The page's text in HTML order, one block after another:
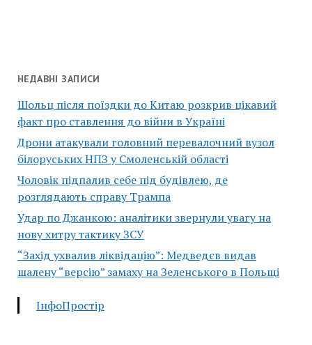
НЕДАВНІ ЗАПИСИ
Шольц після поїздки до Китаю розкрив цікавий
факт про ставлення до війни в Україні
Дрони атакували головний перевалочний вузол
білоруських НПЗ у Смоленській області
Чоловік підпалив себе під будівлею, де
розглядають справу Трампа
Удар по Джанкою: аналітики звернули увагу на
нову хитру тактику ЗСУ
“Захід ухвалив ліквідацію”: Медведєв видав
шалену “версію” замаху на Зеленського в Польщі
ІнфоПростір